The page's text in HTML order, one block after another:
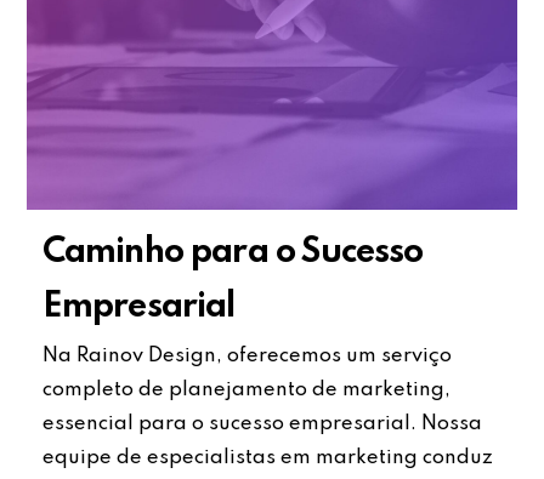
Caminho para o Sucesso
Empresarial
Na Rainov Design, oferecemos um serviço
completo de planejamento de marketing,
essencial para o sucesso empresarial. Nossa
equipe de especialistas em marketing conduz